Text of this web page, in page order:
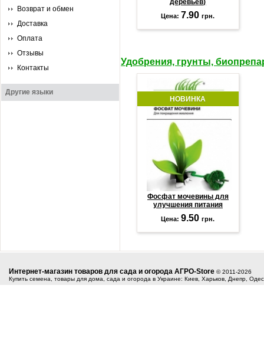
Возврат и обмен
Доставка
Оплата
Отзывы
Контакты
Другие языки
деревьев)
Цена: 7.90грн.
Удобрения, грунты,
НОВИНКА
Фосфат мочевины для
улучшения питания
Цена:9.50грн.
Интернет-магазин товаров для сада и огорода АГРО-Store © 2011-2026
Купить семена, товары для дома, сада и огорода в Украине: Киев, Харьков, Днепр,